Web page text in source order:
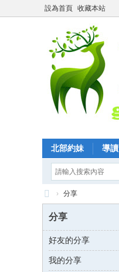
設為首頁 收藏本站
北部約妹 導讀
全
臺
優
質
› 分享
分享
好友的分享
我的分享